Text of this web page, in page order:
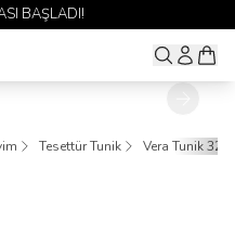
1 BEDAVA YAYINDA 🎉
Tesettür Tunik Vera Tunik 32-